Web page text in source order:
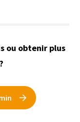
ou obtenir plus